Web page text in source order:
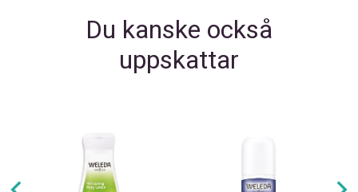
Du kanske också
uppskattar